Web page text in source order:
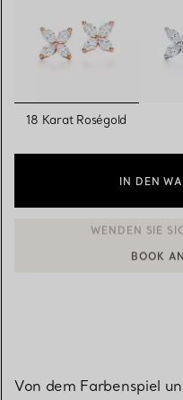
ausgewählt
18 Karat Roségold
IN DEN
EINEN
Von dem Farbenspiel